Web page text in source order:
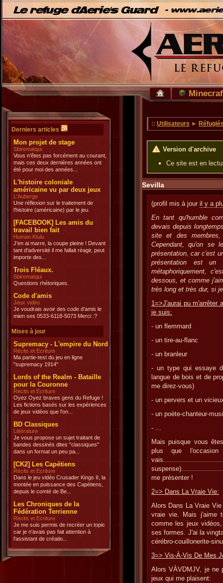
Derniers articles
Mon projet de stage
Sbirematqui
Vous n'êtes pas forcément au courant,
mais ces deux dernières années ont
été pour moi des années...
L'histoire coloniale
américaine vu par deux jeux
L'Auberge
Une réflexion sur le traitement de
l'histoire (américaine) par le jeu.
[FACEBOOK] Les amis du
travail bien fait
Human Ktulu
J'en ai marre, la coupe pleine ! Devant
tant d'adversité il me fallait réagir, peut
importe des...
Trois Fléaux.
Sbirematqui
Questions rhétoriques.
Code d'amis
Jeux vidéo
Je voudrais avoir des code d'amis le
mien ses 0533-6118-5073 Merci :?
Mises à jour
Supremacy - L'empire du Nord
Récits et Ecriture
Ma partie-test du jeu en ligne
"supremacy 1914"
Lords of the Realm - Bataille
pour la Couronne
Récits et Ecriture
Oyez Oyez braves gens du Refuge !
Les fictions basés sur les expériences
de jeux vidéos que l'on...
BD Classiques
Littérature
Je vous propose un sujet traitant de
bandes dessinés dites "classiques"
dans un format un peu pa...
[CK2] Les Capétiens
Récits et Ecriture
Dans le jeu vidéo Crusader Kings II, la
montée en puissance des Capétiens,
depuis le comté de Be...
Les Chroniques de la
Fédération Terrienne
Récits et Ecriture
Je me suis permis de recréer un topic
car je n'avais pas fait attention à
l'assistant de créatio...
:: Utilisateurs ►
Version d'archive
Ce site est en
Sevilla
(profil mis à jour il y a
En tant qu'humble
devais depuis
site et des
Cependant, qu'on se
présentation, car c'est
présentation est un
métaphoriquement,
dessous, et comme
très long et très dur, si
1=>J'aurai pu m'arrêter
je suis:
- un flemmard
- un tire-au-flanc
- un branleur
- un type qui essaye
langue de bois et de
me direz-vous)
- un pervers et un
- un poète-chanteur-
- ...
Mais puisque vous
plus que
me présenter !
2=> Dans La Vraie Vie:
Alors Dans La Vraie
vraie vie. Mais j'aime
comme les jeux
ses formes. J'ai la
cérébro-couillonerite-
3=> Vis-À-Vis De Mes
Alors VÀVDMJV, je ne
jeux qui me plaisent: